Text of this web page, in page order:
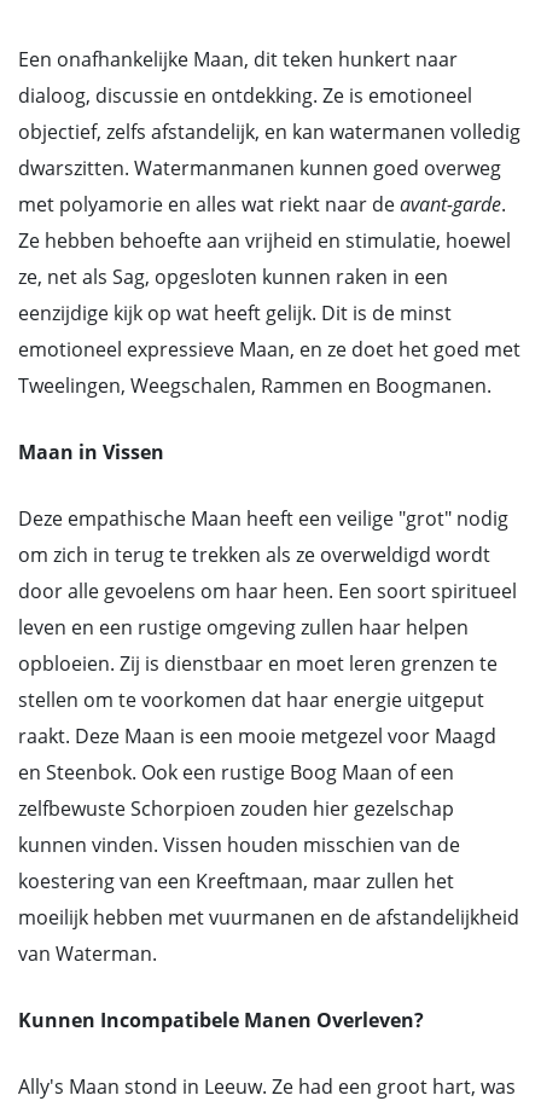
Een onafhankelijke Maan, dit teken hunkert naar
dialoog, discussie en ontdekking. Ze is emotioneel
objectief, zelfs afstandelijk, en kan watermanen volledig
dwarszitten. Watermanmanen kunnen goed overweg
met polyamorie en alles wat riekt naar deavant-garde.
Ze hebben behoefte aan vrijheid en stimulatie, hoewel
ze, net als Sag, opgesloten kunnen raken in een
eenzijdige kijk op wat heeft gelijk. Dit is de minst
emotioneel expressieve Maan, en ze doet het goed met
Tweelingen, Weegschalen, Rammen en Boogmanen.
Maan in Vissen
Deze empathische Maan heeft een veilige "grot" nodig
om zich in terug te trekken als ze overweldigd wordt
door alle gevoelens om haar heen. Een soort spiritueel
leven en een rustige omgeving zullen haar helpen
opbloeien. Zij is dienstbaar en moet leren grenzen te
stellen om te voorkomen dat haar energie uitgeput
raakt. Deze Maan is een mooie metgezel voor Maagd
en Steenbok. Ook een rustige Boog Maan of een
zelfbewuste Schorpioen zouden hier gezelschap
kunnen vinden. Vissen houden misschien van de
koestering van een Kreeftmaan, maar zullen het
moeilijk hebben met vuurmanen en de afstandelijkheid
van Waterman.
Kunnen Incompatibele Manen Overleven?
Ally's Maan stond in Leeuw. Ze had een groot hart, was